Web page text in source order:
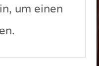
um einen